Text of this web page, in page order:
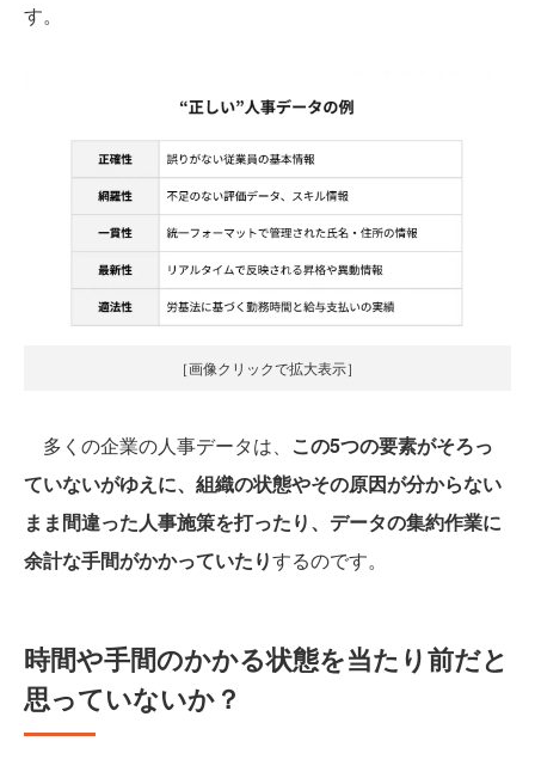
す。
［画像クリックで拡大表示］
多くの企業の人事データは、 この5つの要素がそろっ
ていないがゆえに、組織の状態やその原因が分からない
まま間違った人事施策を打ったり、データの集約作業に
余計な手間がかかっていたりするのです。
時間や手間のかかる状態を当たり前だと
思っていないか？